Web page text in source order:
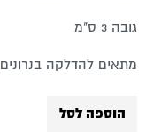
גובה 3 ס"מ
מתאים להדלקה בנרונים
הוספה לסל